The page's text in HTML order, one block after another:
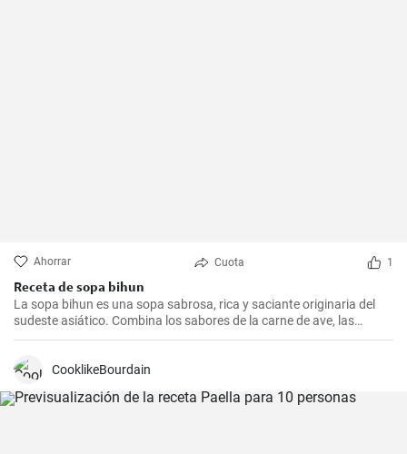
Ahorrar Cuota 1
Receta de sopa bihun
La sopa bihun es una sopa sabrosa, rica y saciante originaria del
sudeste asiático. Combina los sabores de la carne de ave, las
verduras y los fideos de arroz en una sola olla. En casa la
CooklikeBourdain